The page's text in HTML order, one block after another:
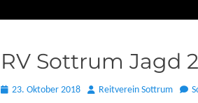
RV Sottrum Jagd
Posted23. Oktober 2018 AutorReitverein Sottrum